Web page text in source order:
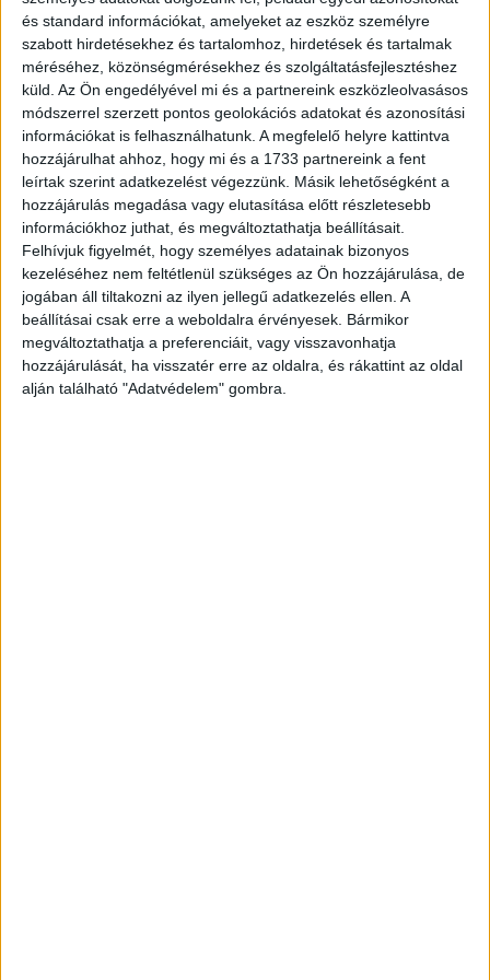
és standard információkat, amelyeket az eszköz személyre
szabott hirdetésekhez és tartalomhoz, hirdetések és tartalmak
méréséhez, közönségmérésekhez és szolgáltatásfejlesztéshez
küld. Az Ön engedélyével mi és a partnereink eszközleolvasásos
módszerrel szerzett pontos geolokációs adatokat és azonosítási
információkat is felhasználhatunk. A megfelelő helyre kattintva
hozzájárulhat ahhoz, hogy mi és a 1733 partnereink a fent
leírtak szerint adatkezelést végezzünk. Másik lehetőségként a
hozzájárulás megadása vagy elutasítása előtt részletesebb
információkhoz juthat, és megváltoztathatja beállításait.
Felhívjuk figyelmét, hogy személyes adatainak bizonyos
kezeléséhez nem feltétlenül szükséges az Ön hozzájárulása, de
jogában áll tiltakozni az ilyen jellegű adatkezelés ellen. A
beállításai csak erre a weboldalra érvényesek. Bármikor
megváltoztathatja a preferenciáit, vagy visszavonhatja
hozzájárulását, ha visszatér erre az oldalra, és rákattint az oldal
alján található "Adatvédelem" gombra.
Doofenshmirtz újabb őrült tervét próbálja meghiúsítani.
Ezután Marinette és Adrien története folytatódik: még
soha nem voltak ilyen közel egymáshoz, de továbbra is
titkok állnak köztük, miközben Katicabogár és
Feketemacska egy rejtélyes, új ellenséggel néz szembe.
OLVASTA MÁR?